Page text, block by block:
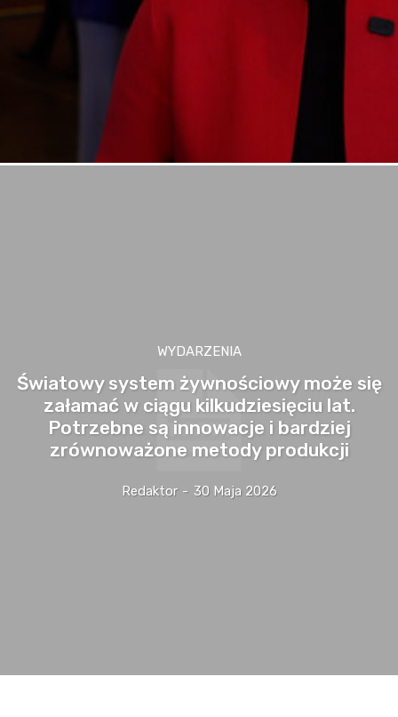
WYDARZENIA
Światowy system żywnościowy może się
załamać w ciągu kilkudziesięciu lat.
Potrzebne są innowacje i bardziej
zrównoważone metody produkcji
Redaktor - 30 Maja 2026